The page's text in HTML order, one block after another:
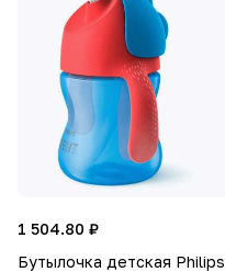
1 504.80 ₽
Бутылочка детская Philips